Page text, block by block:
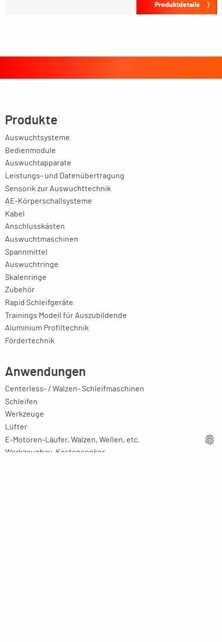
Produktdetails
Produkte
Auswuchtsysteme
Bedienmodule
Auswuchtapparate
Leistungs- und Datenübertragung
Sensorik zur Auswuchttechnik
AE-Körperschallsysteme
Kabel
Anschlusskästen
Auswuchtmaschinen
Spannmittel
Auswuchtringe
Skalenringe
Zubehör
Rapid Schleifgeräte
Trainings Modell für Auszubildende
Aluminium Profiltechnik
Fördertechnik
Anwendungen
Centerless- / Walzen- Schleifmaschinen
Schleifen
Werkzeuge
Lüfter
E-Motoren-Läufer, Walzen, Wellen, etc.
Werkzeugbau-Kostensenker